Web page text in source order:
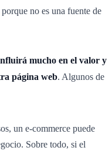
no es una fuente de
mucho en el valor y
página web. Algunos de
un e-commerce puede
Sobre todo, si el